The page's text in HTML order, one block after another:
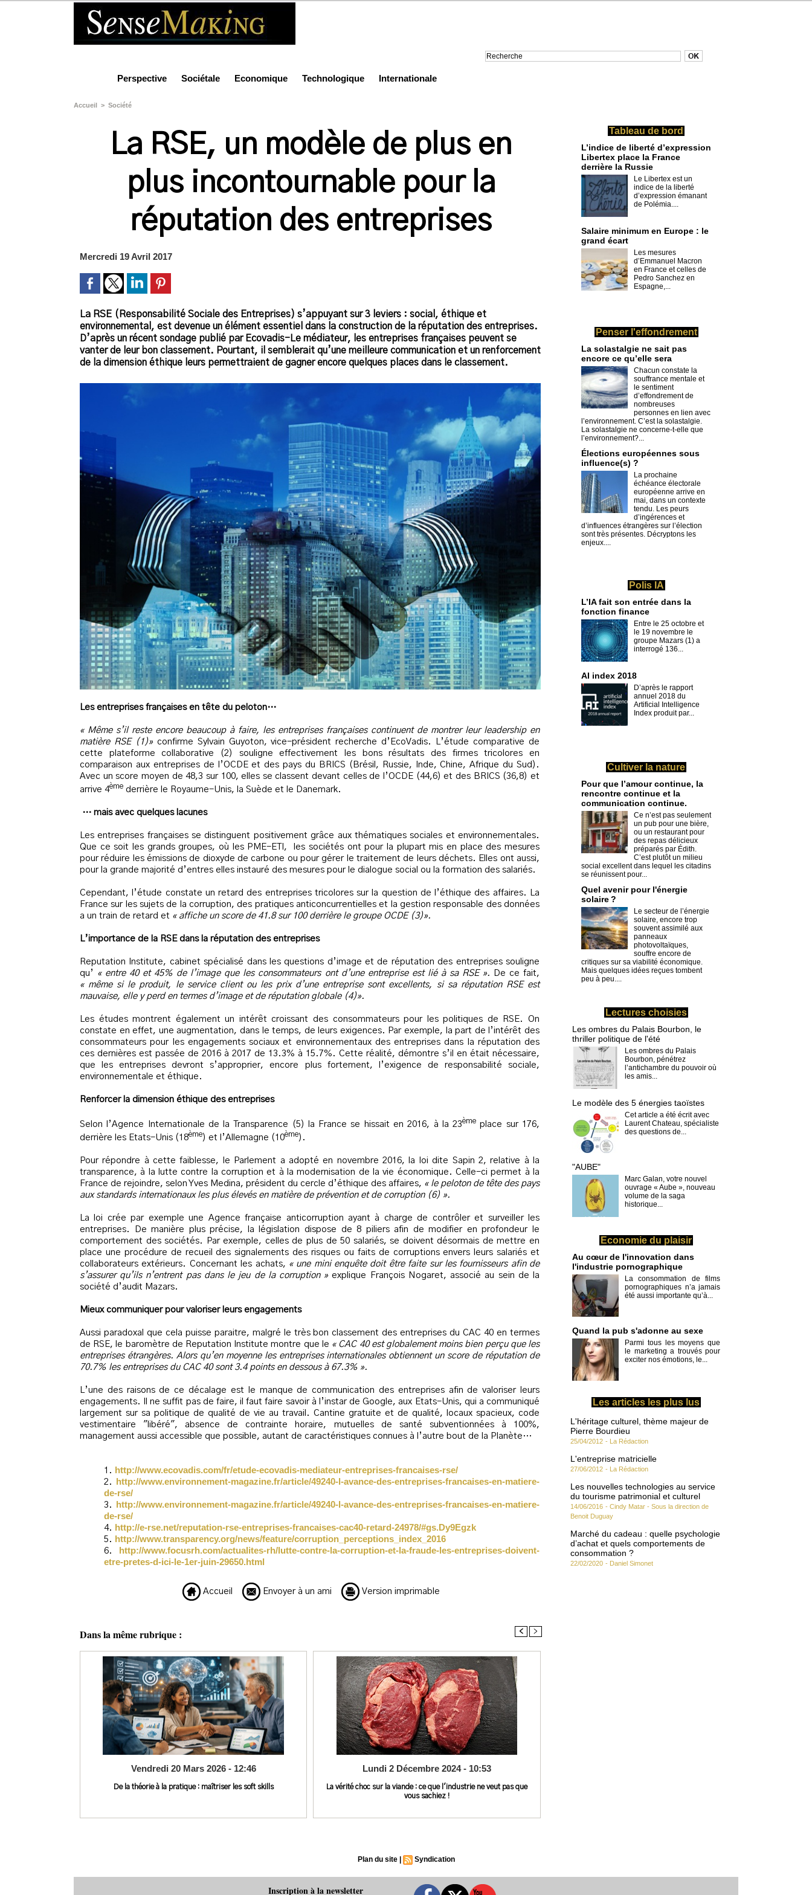
Perspective Sociétale Economique Technologique Internationale
Accueil > Société
La RSE, un modèle de plus en
plus incontournable pour la
réputation des entreprises
Mercredi 19 Avril 2017
La RSE (Responsabilité Sociale des Entreprises) s’appuyant sur 3 leviers : social, éthique et
environnemental, est devenue un élément essentiel dans la construction de la réputation des entreprises.
D’après un récent sondage publié par Ecovadis-Le médiateur, les entreprises françaises peuvent se
vanter de leur bon classement. Pourtant, il semblerait qu’une meilleure communication et un renforcement
de la dimension éthique leurs permettraient de gagner encore quelques places dans le classement.
Les entreprises françaises en tête du peloton…
« Même s’il reste encore beaucoup à faire, les entreprises françaises continuent de montrer leur leadership en
matière RSE (1)»confirme Sylvain Guyoton, vice-président recherche d’EcoVadis. L’étude comparative de
cette plateforme collaborative (2) souligne effectivement les bons résultats des firmes tricolores en
comparaison aux entreprises de l’OCDE et des pays du BRICS (Brésil, Russie, Inde, Chine, Afrique du Sud).
Avec un score moyen de 48,3 sur 100, elles se classent devant celles de l’OCDE (44,6) et des BRICS (36,8) et
arrive 4ème derrière le Royaume-Unis, la Suède et le Danemark.
… mais avec quelques lacunes
Les entreprises françaises se distinguent positivement grâce aux thématiques sociales et environnementales.
Que ce soit les grands groupes, où les PME-ETI, les sociétés ont pour la plupart mis en place des mesures
pour réduire les émissions de dioxyde de carbone ou pour gérer le traitement de leurs déchets. Elles ont aussi,
pour la grande majorité d’entres elles instauré des mesures pour le dialogue social ou la formation des salariés.
Cependant, l’étude constate un retard des entreprises tricolores sur la question de l’éthique des affaires. La
France sur les sujets de la corruption, des pratiques anticoncurrentielles et la gestion responsable des données
a un train de retard et « affiche un score de 41.8 sur 100 derrière le groupe OCDE (3)».
L’importance de la RSE dans la réputation des entreprises
Reputation Institute, cabinet spécialisé dans les questions d’image et de réputation des entreprises souligne
qu’ « entre 40 et 45% de l’image que les consommateurs ont d’une entreprise est lié à sa RSE ».
De ce fait,
« même si le produit, le service client ou les prix d’une entreprise sont excellents, si sa réputation RSE est
mauvaise, elle y perd en termes d’image et de réputation globale (4)».
Les études montrent également un intérêt croissant des consommateurs pour les politiques de RSE. On
constate en effet, une augmentation, dans le temps, de leurs exigences. Par exemple, la part de l’intérêt des
consommateurs pour les engagements sociaux et environnementaux des entreprises dans la réputation des
ces dernières est passée de 2016 à 2017 de 13.3% à 15.7%. Cette réalité, démontre s’il en était nécessaire,
que les entreprises devront s’approprier, encore plus fortement, l’exigence de responsabilité sociale,
environnementale et éthique.
Renforcer la dimension éthique des entreprises
Selon l’Agence Internationale de la Transparence (5) la France se hissait en 2016, à la 23ème place sur 176,
derrière les Etats-Unis (18ème) et l’Allemagne (10ème).
Pour répondre à cette faiblesse, le Parlement a adopté en novembre 2016, la loi dite Sapin 2, relative à la
transparence, à la lutte contre la corruption et à la modernisation de la vie économique. Celle-ci permet à la
France de rejoindre, selon Yves Medina, président du cercle d’éthique des affaires, « le peloton de tête des pays
aux standards internationaux les plus élevés en matière de prévention et de corruption (6) ».
La loi crée par exemple une Agence française anticorruption ayant à charge de contrôler et surveiller les
entreprises. De manière plus précise, la législation dispose de 8 piliers afin de modifier en profondeur le
comportement des sociétés. Par exemple, celles de plus de 50 salariés, se doivent désormais de mettre en
place une procédure de recueil des signalements des risques ou faits de corruptions envers leurs salariés et
collaborateurs extérieurs. Concernant les achats, « une mini enquête doit être faite sur les fournisseurs afin de
s’assurer qu’ils n’entrent pas dans le jeu de la corruption »explique François Nogaret, associé au sein de la
société d’audit Mazars.
Mieux communiquer pour valoriser leurs engagements
Aussi paradoxal que cela puisse paraitre, malgré le très bon classement des entreprises du CAC 40 en termes
de RSE, le baromètre de Reputation Institute montre que le « CAC 40 est globalement moins bien perçu que les
entreprises étrangères. Alors qu’en moyenne les entreprises internationales obtiennent un score de réputation de
70.7% les entreprises du CAC 40 sont 3.4 points en dessous à 67.3% ».
L’une des raisons de ce décalage est le manque de communication des entreprises afin de valoriser leurs
engagements. Il ne suffit pas de faire, il faut faire savoir à l’instar de Google, aux Etats-Unis, qui a communiqué
largement sur sa politique de qualité de vie au travail. Cantine gratuite et de qualité, locaux spacieux, code
vestimentaire "libéré", absence de contrainte horaire, mutuelles de santé subventionnées à 100%,
management aussi accessible que possible, autant de caractéristiques connues à l’autre bout de la Planète…
http://www.ecovadis.com/fr/etude-ecovadis-mediateur-entreprises-francaises-rse/
http://www.environnement-magazine.fr/article/49240-l-avance-des-entreprises-francaises-en-matiere-
de-rse/
http://www.environnement-magazine.fr/article/49240-l-avance-des-entreprises-francaises-en-matiere-
de-rse/
http://e-rse.net/reputation-rse-entreprises-francaises-cac40-retard-24978/#gs.Dy9Egzk
http://www.transparency.org/news/feature/corruption_perceptions_index_2016
http://www.focusrh.com/actualites-rh/lutte-contre-la-corruption-et-la-fraude-les-entreprises-doivent-
etre-pretes-d-ici-le-1er-juin-29650.html
Accueil Envoyer à un ami Version imprimable
Dans la même rubrique : < >
Vendredi 20 Mars 2026 - 12:46
De la théorie à la pratique : maîtriser les soft skills
Lundi 2 Décembre 2024 - 10:53
La vérité choc sur la viande : ce que l'industrie ne veut pas que
vous sachiez !
Tableau de bord
L’indice de liberté d’expression
Libertex place la France
derrière la Russie
Le Libertex est un
indice de la liberté
d’expression émanant
de Polémia....
Salaire minimum en Europe : le
grand écart
Les mesures
d’Emmanuel Macron
en France et celles de
Pedro Sanchez en
Espagne,...
Penser l'effondrement
La solastalgie ne sait pas
encore ce qu’elle sera
Chacun constate la
souffrance mentale et
le sentiment
d’effondrement de
nombreuses
personnes en lien avec
l’environnement. C’est la solastalgie.
La solastalgie ne concerne-t-elle que
l’environnement?...
​Élections européennes sous
influence(s) ?
La prochaine
échéance électorale
européenne arrive en
mai, dans un contexte
tendu. Les peurs
d’ingérences et
d’influences étrangères sur l’élection
sont très présentes. Décryptons les
enjeux....
Polis IA
L’IA fait son entrée dans la
fonction finance
Entre le 25 octobre et
le 19 novembre le
groupe Mazars (1) a
interrogé 136...
AI index 2018
D’après le rapport
annuel 2018 du
Artificial Intelligence
Index produit par...
Cultiver la nature
Pour que l’amour continue, la
rencontre continue et la
communication continue.
Ce n’est pas seulement
un pub pour une bière,
ou un restaurant pour
des repas délicieux
préparés par Édith.
C’est plutôt un milieu
social excellent dans lequel les citadins
se réunissent pour...
Quel avenir pour l'énergie
solaire ?
Le secteur de l’énergie
solaire, encore trop
souvent assimilé aux
panneaux
photovoltaïques,
souffre encore de
critiques sur sa viabilité économique.
Mais quelques idées reçues tombent
peu à peu....
Lectures choisies
Les ombres du Palais Bourbon, le
thriller politique de l'été
Les ombres du Palais
Bourbon, pénétrez
l’antichambre du pouvoir où
les amis...
Le modèle des 5 énergies taoïstes
Cet article a été écrit avec
Laurent Chateau, spécialiste
des questions de...
"AUBE"
Marc Galan, votre nouvel
ouvrage « Aube », nouveau
volume de la saga
historique...
Economie du plaisir
Au cœur de l'innovation dans
l'industrie pornographique
La consommation de films
pornographiques n’a jamais
été aussi importante qu’à...
Quand la pub s'adonne au sexe
Parmi tous les moyens que
le marketing a trouvés pour
exciter nos émotions, le...
Les articles les plus lus
L'héritage culturel, thème majeur de
Pierre Bourdieu
25/04/2012 - La Rédaction
L'entreprise matricielle
27/06/2012 - La Rédaction
Les nouvelles technologies au service
du tourisme patrimonial et culturel
14/06/2016 - Cindy Matar - Sous la direction de
Benoit Duguay
Marché du cadeau : quelle psychologie
d’achat et quels comportements de
consommation ?
22/02/2020 - Daniel Simonet
Plan du site | Syndication
Inscription à la newsletter